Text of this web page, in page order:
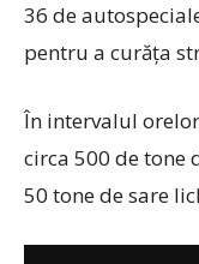
36 de
pentru a curăța
În intervalul
circa 500 de tone
50 tone de sare